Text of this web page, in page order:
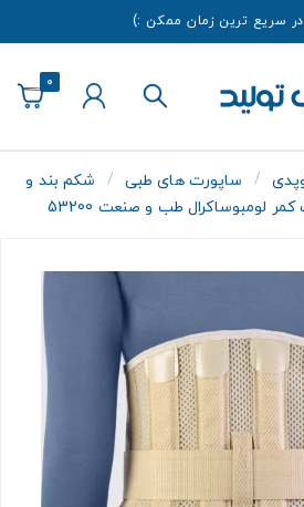
در سریع ترین زمان ممکن :)
0
ساپورت های طبی
شکم بند و
لومبوساکرال طب و صنعت 53200